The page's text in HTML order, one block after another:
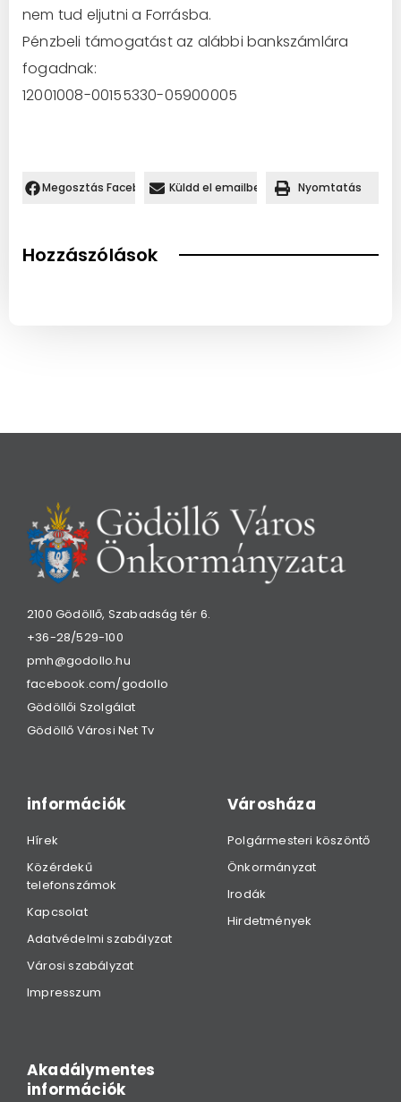
nem tud eljutni a Forrásba.
Pénzbeli támogatást az alábbi bankszámlára
fogadnak:
12001008-00155330-05900005
Megosztás Facebookon.Küldd el emailben Nyomtatás
Hozzászólások
2100 Gödöllő, Szabadság tér 6.
+36-28/529-100
pmh@godollo.hu
facebook.com/godollo
Gödöllői Szolgálat
Gödöllő Városi Net Tv
információk
Hírek
Közérdekű
telefonszámok
Kapcsolat
Adatvédelmi szabályzat
Városi szabályzat
Impresszum
Városháza
Polgármesteri köszöntő
Önkormányzat
Irodák
Hirdetmények
Akadálymentes
információk